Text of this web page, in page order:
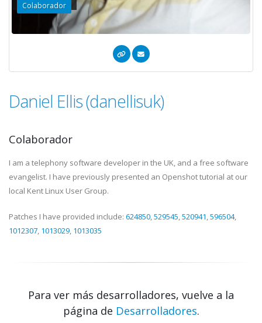
Colaborador
Daniel Ellis (danellisuk)
Colaborador
I am a telephony software developer in the UK, and a free software
evangelist. I have previously presented an Openshot tutorial at our
local Kent Linux User Group.
Patches I have provided include: 624850,529545,520941,596504,
1012307, 1013029, 1013035
Para ver más desarrolladores, vuelve a la
página de Desarrolladores.